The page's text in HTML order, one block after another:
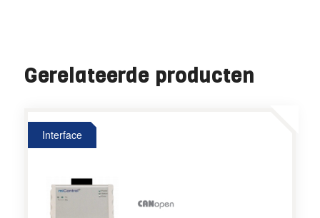
Gerelateerde producten
Interface